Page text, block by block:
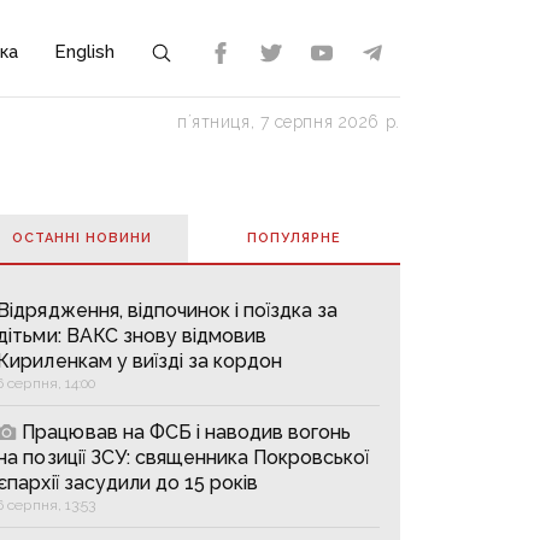
English
пʼятниця, 7 серпня 2026 р.
ОСТАННІ НОВИНИ ПОПУЛЯРНE
відпочинок і поїздка за
ВАКС знову відмовив
у виїзді за кордон
серпня, 14:00
Працював на ФСБ і наводив вогонь
позиції ЗСУ: священника Покровської
засудили до 15 років
серпня, 13:53